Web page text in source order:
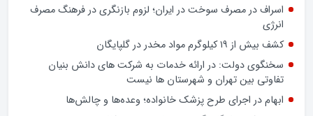
صرفه‌جویی در خیابان دولت
افزایش تعرفه دندانپزشکی راهگشا یا چالش‌زا؟
نوروز در بازار گلپایگان/ فیلم
اسراف در مصرف سوخت در ایران؛ لزوم بازنگری در فرهنگ مصرف
انرژی
کشف بیش از ۱۹ کیلوگرم مواد مخدر در گلپایگان